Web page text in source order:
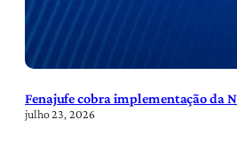
Fenajufe cobra implementação da
julho 23, 2026